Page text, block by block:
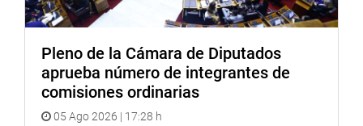
Pleno de la Cámara de Diputados
aprueba número de integrantes de
comisiones ordinarias
05 Ago 2026 | 17:28 h